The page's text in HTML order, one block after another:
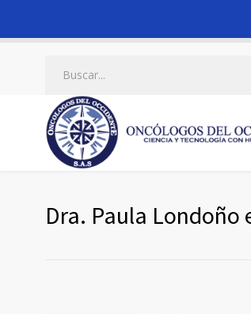
Dra. Paula Londoño